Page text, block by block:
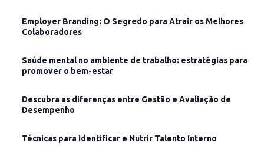
Employer Branding: O Segredo para Atrair os Melhores
Colaboradores
Saúde mental no ambiente de trabalho: estratégias para
promover o bem-estar
Descubra as diferenças entre Gestão e Avaliação de
Desempenho
Técnicas para Identificar e Nutrir Talento Interno